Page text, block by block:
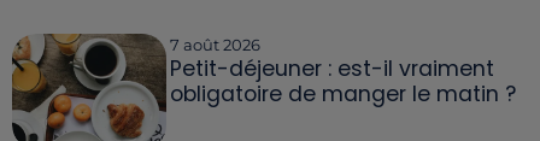
7 août 2026
Petit-déjeuner : est-il vraiment
obligatoire de manger le matin ?